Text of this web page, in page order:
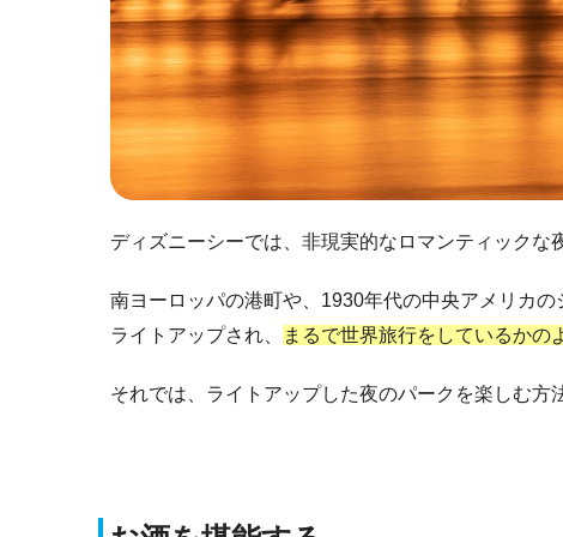
ディズニーシーでは、非現実的なロマンティックな
南ヨーロッパの港町や、1930年代の中央アメリカ
ライトアップされ、
まるで世界旅行をしているかの
それでは、ライトアップした夜のパークを楽しむ方